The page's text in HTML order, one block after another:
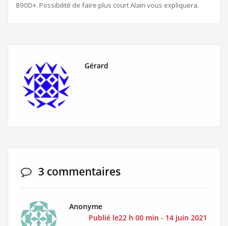
890D+. Possibilité de faire plus court Alain vous expliquera.
Gérard
3 commentaires
Anonyme
Publié le22 h 00 min - 14 juin 2021